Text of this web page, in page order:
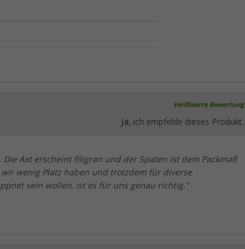
Verifizierte Bewertung
Ja, ich empfehle dieses Produkt.
Axt erscheint filigran und der Spaten ist dem Packmaß
wenig Platz haben und trotzdem für diverse
sein wollen, ist es für uns genau richtig."